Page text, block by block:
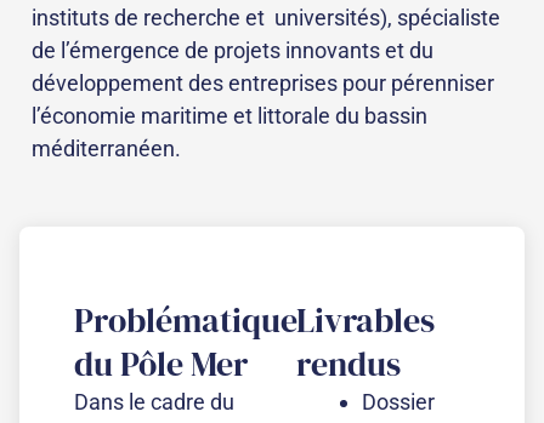
instituts de recherche et universités), spécialiste
de l’émergence de projets innovants et du
développement des entreprises pour pérenniser
l’économie maritime et littorale du bassin
méditerranéen.
Problématique
du Pôle Mer
Dans le cadre du
Livrables
rendus
Dossier